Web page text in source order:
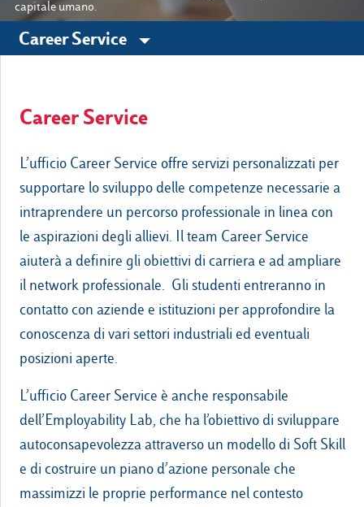
capitale umano.
Career Service
Career Service
L’ufficio Career Service offre servizi personalizzati per
supportare lo sviluppo delle competenze necessarie a
intraprendere un percorso professionale in linea con
le aspirazioni degli allievi. Il team Career Service
aiuterà a definire gli obiettivi di carriera e ad ampliare
il network professionale. Gli studenti entreranno in
contatto con aziende e istituzioni per approfondire la
conoscenza di vari settori industriali ed eventuali
posizioni aperte.
L’ufficio Career Service è anche responsabile
dell’Employability Lab, che ha l’obiettivo di sviluppare
autoconsapevolezza attraverso un modello di Soft Skill
e di costruire un piano d’azione personale che
massimizzi le proprie performance nel contesto